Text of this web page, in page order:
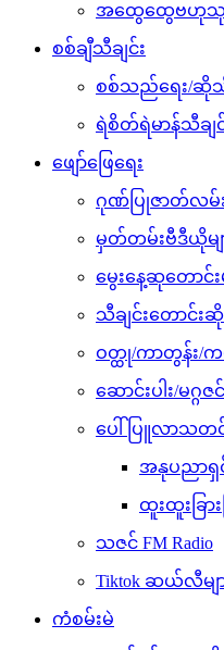
အထွေထွေဗဟု
စစ်ချီသီချင်း
စစ်သည်ရေး/ဆိုသီခ
ရဲစိတ်ရဲမာန်သီချင်
ဖျော်ဖြေရေး
ဂုဏ်ပြုဇာတ်လမ်း
မှတ်တမ်းဗီဒီယိုမျ
မွေးနေ့ဆုတောင်းမ
သီချင်းတောင်းဆိုခ
ဝတ္ထု/ကာတွန်း/ကဗ
ဆောင်းပါး/မဂ္ဂဇင်
ပေါ်ပြူလာသတင်း
အနုပညာရှ
ထူးထူးခြား
သဇင် FM Radio
Tiktok ဆယ်လီမျ
ကံစမ်းမဲ